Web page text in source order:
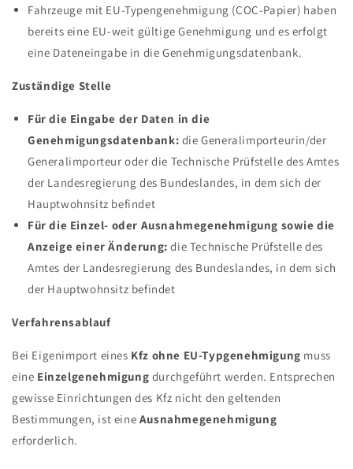
Fahrzeuge mit EU-Typengenehmigung (COC-Papier) haben
bereits eine EU-weit gültige Genehmigung und es erfolgt
eine Dateneingabe in die Genehmigungsdatenbank.
Zuständige Stelle
Für die Eingabe der Daten in die
Genehmigungsdatenbank: die Generalimporteurin/der
Generalimporteur oder die Technische Prüfstelle des Amtes
der Landesregierung des Bundeslandes, in dem sich der
Hauptwohnsitz befindet
Für die Einzel- oder Ausnahmegenehmigung sowie die
Anzeige einer Änderung: die Technische Prüfstelle des
Amtes der Landesregierung des Bundeslandes, in dem sich
der Hauptwohnsitz befindet
Verfahrensablauf
Bei Eigenimport eines Kfz ohne EU-Typgenehmigung muss
eine Einzelgenehmigung durchgeführt werden. Entsprechen
gewisse Einrichtungen des Kfz nicht den geltenden
Bestimmungen, ist eine Ausnahmegenehmigung
erforderlich.